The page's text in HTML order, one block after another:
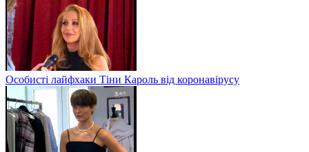
Особисті лайфхаки Тіни Кароль від коронавірусу